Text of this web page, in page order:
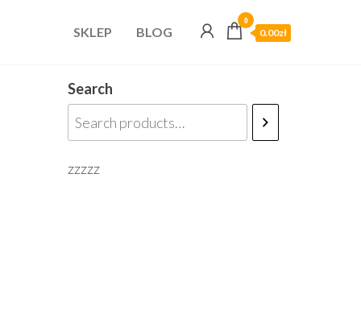
SKLEP BLOG
0
0.00zł
Search
zzzzz